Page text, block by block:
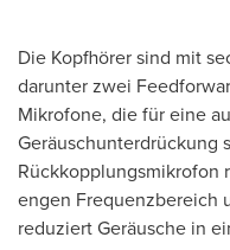
Die Kopfhörer sind mit
darunter zwei
Mikrofone, die für eine
Geräuschunterdrückung
Rückkopplungsmikrofon
engen Frequenzbereich
reduziert Geräusche in